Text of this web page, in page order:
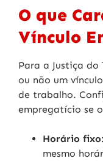
O que
Vínculo
Para a Justiça
ou não um
de trabalho.
empregatício se
Horário fixo:
mesmo